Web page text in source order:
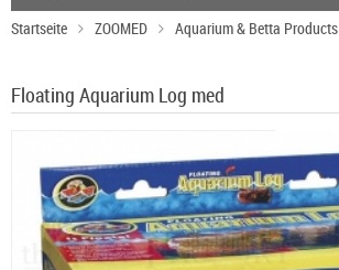
Startseite ZOOMED Aquarium & Betta Products
Floating Aquarium Log med